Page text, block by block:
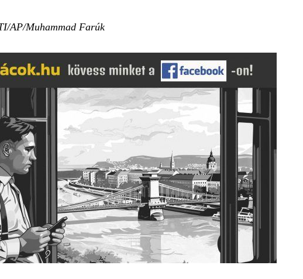
AP/Muhammad Farúk